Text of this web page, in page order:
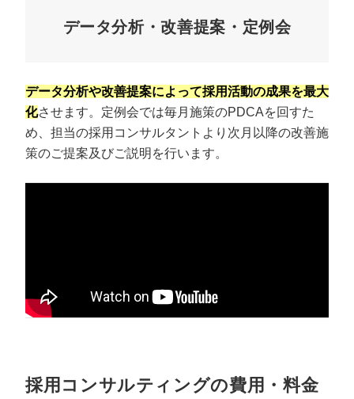
データ分析・改善提案・定例会
データ分析や改善提案によって採用活動の成果を最大
化させます。定例会では毎月施策のPDCAを回すた
め、担当の採用コンサルタントより次月以降の改善施
策のご提案及びご説明を行います。
採用コンサルティングの費用・料金